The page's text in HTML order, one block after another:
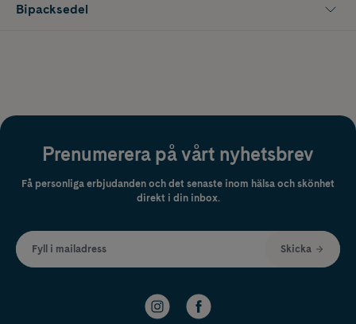
Bipacksedel
Prenumerera på vårt nyhetsbrev
Få personliga erbjudanden och det senaste inom hälsa och skönhet
direkt i din inbox.
Fyll i mailadress Skicka